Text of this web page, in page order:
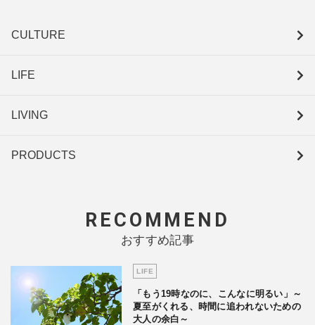
CULTURE
LIFE
LIVING
PRODUCTS
RECOMMEND
おすすめ記事
LIFE
「もう19時なのに、こんなに明るい」～
夏至がくれる、時間に追われないための
大人の余白～